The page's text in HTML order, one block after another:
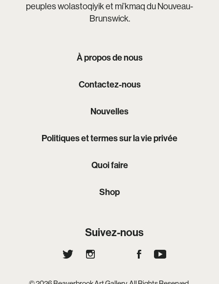
peuples wolastoqiyik et mi’kmaq du Nouveau-
Brunswick.
À propos de nous
Contactez-nous
Nouvelles
Politiques et termes sur la vie privée
Quoi faire
Shop
Suivez-nous